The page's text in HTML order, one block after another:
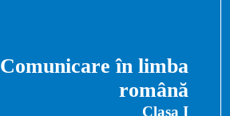
Comunicare în limba
română
Clasa I